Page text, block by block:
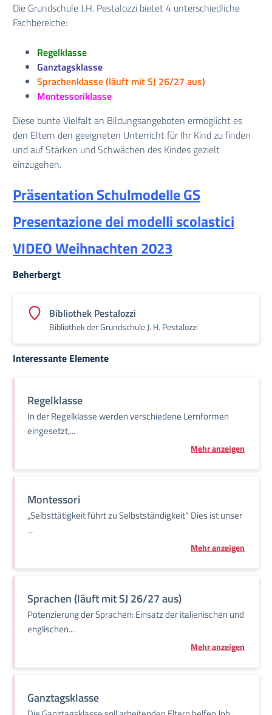
Die Grundschule J.H. Pestalozzi bietet 4 unterschiedliche
Fachbereiche:
Regelklasse
Ganztagsklasse
Sprachenklasse (läuft mit SJ 26/27 aus)
Montessoriklasse
Diese bunte Vielfalt an Bildungsangeboten ermöglicht es
den Eltern den geeigneten Unterricht für Ihr Kind zu finden
und auf Stärken und Schwächen des Kindes gezielt
einzugehen.
Präsentation Schulmodelle GS
Presentazione dei modelli scolastici
VIDEO Weihnachten 2023
Beherbergt
Bibliothek Pestalozzi
Bibliothek der Grundschule J. H. Pestalozzi
Interessante Elemente
Regelklasse
In der Regelklasse werden verschiedene Lernformen
eingesetzt,...
Mehr anzeigen
Montessori
„Selbsttätigkeit führt zu Selbstständigkeit“ Dies ist unser
...
Mehr anzeigen
Sprachen (läuft mit SJ 26/27 aus)
Potenzierung der Sprachen: Einsatz der italienischen und
englischen...
Mehr anzeigen
Ganztagsklasse